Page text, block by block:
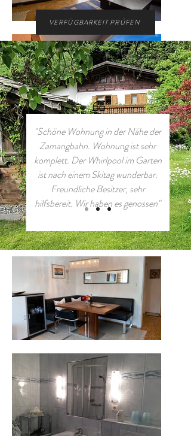
VERFÜGBARKEIT PRÜFEN
GÄSTEBEWERTUNGEN
"Schöne Wohnung in der Nähe der
Zamangbahn. Wohnung ist sehr
komplett. Der Whirlpool im Garten
ist nach einem Skitag wunderbar.
Freundliche Besitzer, sehr
hilfsbereit. Wir haben es genossen"